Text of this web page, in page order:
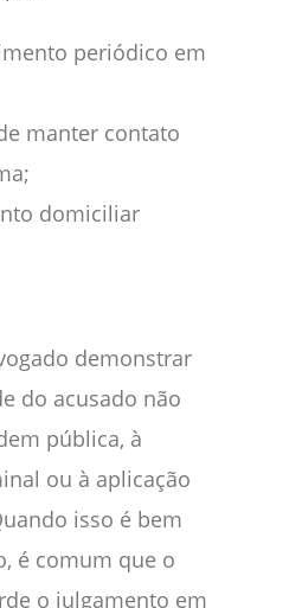
periódico em
manter contato
domiciliar
demonstrar
do acusado não
pública, à
ou à aplicação
isso é bem
é comum que o
o julgamento em